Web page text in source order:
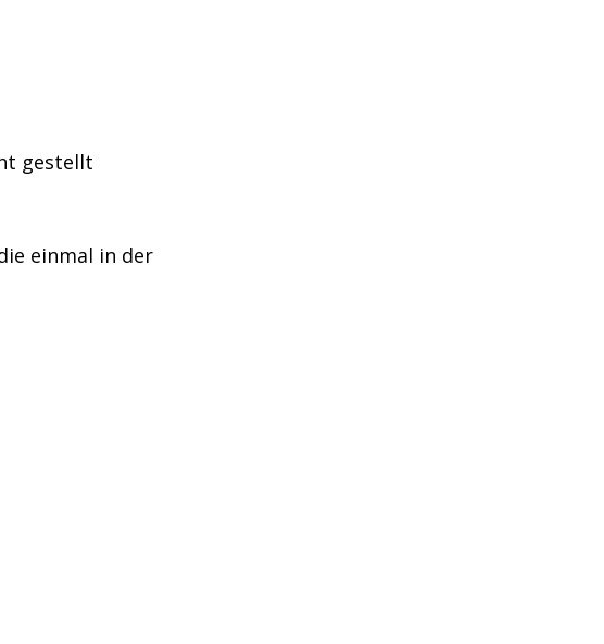
gestellt
einmal in der